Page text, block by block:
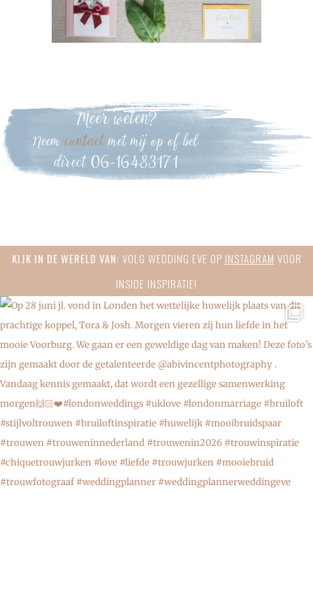
Meer weten?
Neemcontactmet mij op of bel
direct 06-16483171
Primary
KIJK IN DE WERELD VAN: VOLG WEDDING EVE OP INSTAGRAM VOOR
INSIDE INSPIRATIE!